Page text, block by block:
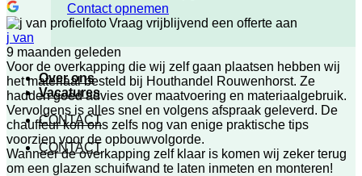
Contact opnemen
Vraag vrijblijvend een offerte aan
Over ons
Vacatures
CONTACT
CONTACT
j van
9 maanden geleden
Voor de overkapping die wij zelf gaan plaatsen hebben wij
het materiaal besteld bij Houthandel Rouwenhorst. Ze
hadden goed advies over maatvoering en materiaalgebruik.
Vervolgens is alles snel en volgens afspraak geleverd. De
chauffeur kon ons zelfs nog van enige praktische tips
voorzien voor de opbouwvolgorde.
Wanneer de overkapping zelf klaar is komen wij zeker terug
om een glazen schuifwand te laten inmeten en monteren!